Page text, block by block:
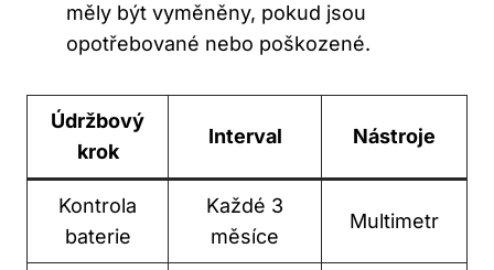
měly být vyměněny, pokud jsou
opotřebované nebo poškozené.
Údržbový
krok
Interval Nástroje
Kontrola
baterie
Každé 3
měsíce
Multimetr